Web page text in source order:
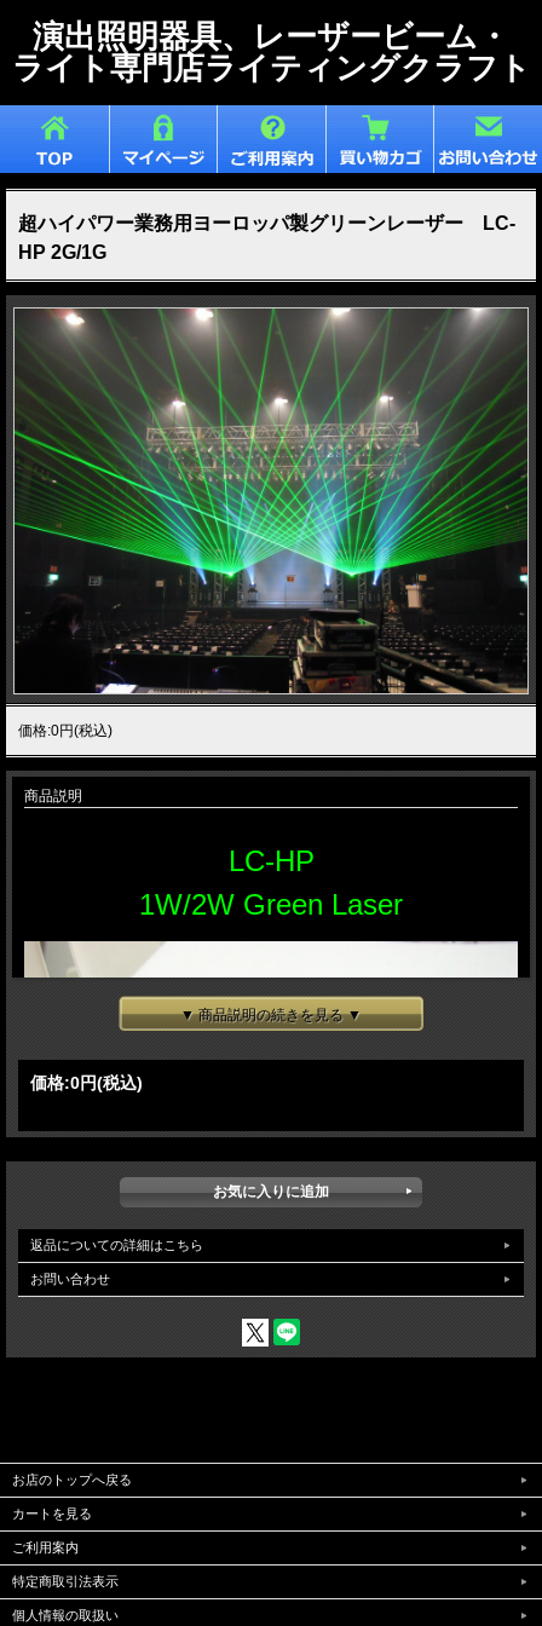
演出照明器具、レーザービーム・
ライト専門店ライティングクラフト
超ハイパワー業務用ヨーロッパ製グリーンレーザー LC-
HP 2G/1G
価格:0円(税込)
商品説明
LC-HP
1W/2W Green Laser
▼ 商品説明の続きを見る ▼
価格:0円(税込)
返品についての詳細はこちら
お問い合わせ
お店のトップへ戻る
カートを見る
ご利用案内
特定商取引法表示
個人情報の取扱い